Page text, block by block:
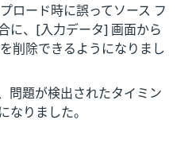
ロード時に誤ってソース フ
に、[入力データ] 画面から
削除できるようになりまし
問題が検出されたタイミン
なりました。